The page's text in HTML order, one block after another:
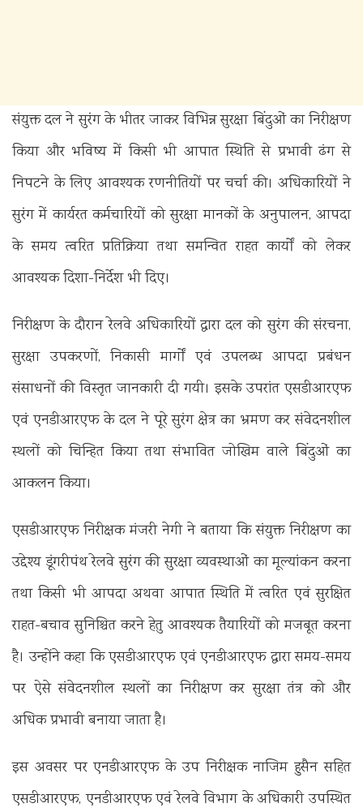
संयुक्त दल ने सुरंग के भीतर जाकर विभिन्न सुरक्षा बिंदुओं का निरीक्षण
किया और भविष्य में किसी भी आपात स्थिति से प्रभावी ढंग से
निपटने के लिए आवश्यक रणनीतियों पर चर्चा की। अधिकारियों ने
सुरंग में कार्यरत कर्मचारियों को सुरक्षा मानकों के अनुपालन, आपदा
के समय त्वरित प्रतिक्रिया तथा समन्वित राहत कार्यों को लेकर
आवश्यक दिशा-निर्देश भी दिए।
निरीक्षण के दौरान रेलवे अधिकारियों द्वारा दल को सुरंग की संरचना,
सुरक्षा उपकरणों, निकासी मार्गों एवं उपलब्ध आपदा प्रबंधन
संसाधनों की विस्तृत जानकारी दी गयी। इसके उपरांत एसडीआरएफ
एवं एनडीआरएफ के दल ने पूरे सुरंग क्षेत्र का भ्रमण कर संवेदनशील
स्थलों को चिन्हित किया तथा संभावित जोखिम वाले बिंदुओं का
आकलन किया।
एसडीआरएफ निरीक्षक मंजरी नेगी ने बताया कि संयुक्त निरीक्षण का
उद्देश्य डूंगरीपंथ रेलवे सुरंग की सुरक्षा व्यवस्थाओं का मूल्यांकन करना
तथा किसी भी आपदा अथवा आपात स्थिति में त्वरित एवं सुरक्षित
राहत-बचाव सुनिश्चित करने हेतु आवश्यक तैयारियों को मजबूत करना
है। उन्होंने कहा कि एसडीआरएफ एवं एनडीआरएफ द्वारा समय-समय
पर ऐसे संवेदनशील स्थलों का निरीक्षण कर सुरक्षा तंत्र को और
अधिक प्रभावी बनाया जाता है।
इस अवसर पर एनडीआरएफ के उप निरीक्षक नाजिम हुसैन सहित
एसडीआरएफ, एनडीआरएफ एवं रेलवे विभाग के अधिकारी उपस्थित